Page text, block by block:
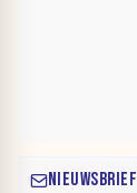
NIEUWSBRIEF